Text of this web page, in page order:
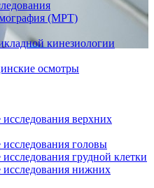
(МРТ)
кинезиологии
осмотры
исследования верхних
исследования головы
грудной клетки
исследования нижних